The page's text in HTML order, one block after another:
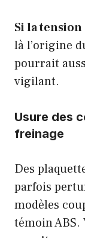
Si la
là l’origine
pourrait
vigilant.
Usure des
freinage
Des
parfois
modèles
témoin ABS.